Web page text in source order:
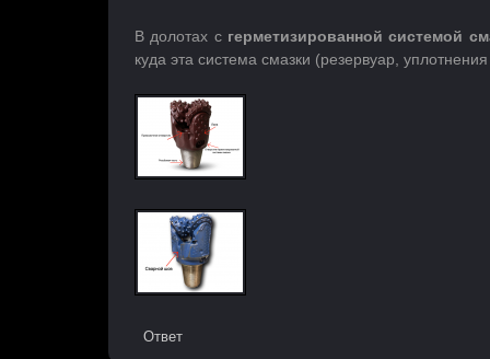
В долотах с герметизированной системой
куда эта система смазки (резервуар,
Ответ